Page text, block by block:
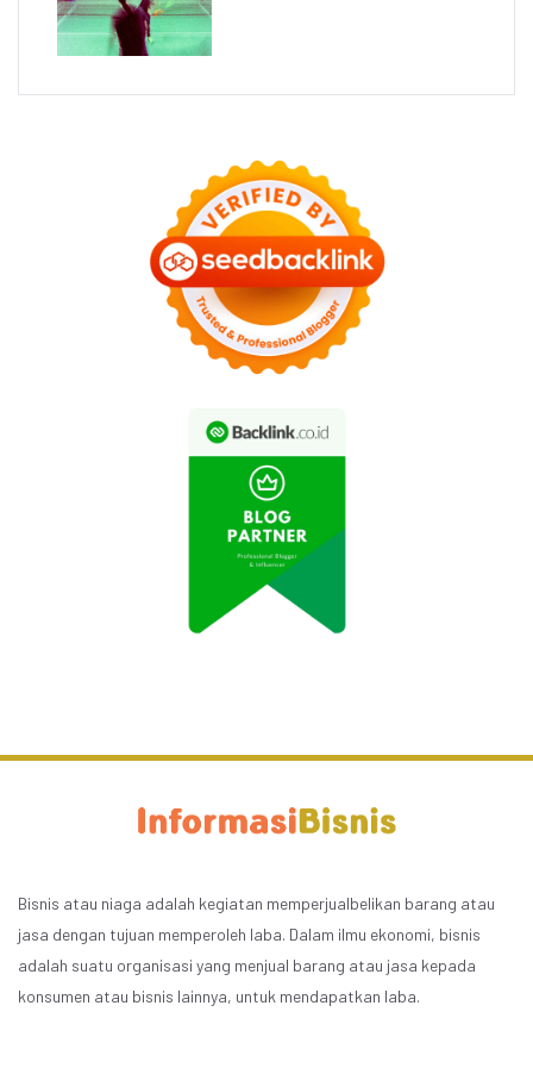
Bisnis atau niaga adalah kegiatan memperjualbelikan barang atau
jasa dengan tujuan memperoleh laba. Dalam ilmu ekonomi, bisnis
adalah suatu organisasi yang menjual barang atau jasa kepada
konsumen atau bisnis lainnya, untuk mendapatkan laba.